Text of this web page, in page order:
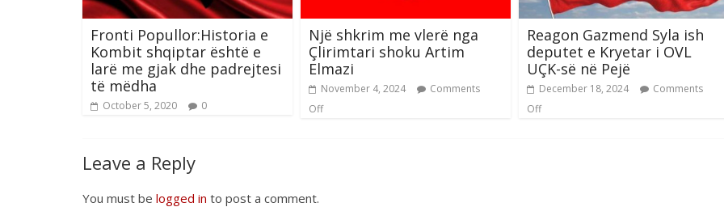
Fronti Popullor:Historia e
Kombit shqiptar është e
larë me gjak dhe padrejtesi
të mëdha
October 5, 2020 0
Një shkrim me vlerë nga
Çlirimtari shoku Artim
Elmazi
November 4, 2024
Comments
Off
Reagon Gazmend Syla ish
deputet e Kryetar i OVL
UÇK-së në Pejë
December 18, 2024
Comments
Off
Leave a Reply
You must be logged in to post a comment.